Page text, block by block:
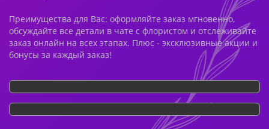
Преимущества для Вас: оформляйте заказ мгновенно,
обсуждайте все детали в чате с флористом и отслеживайте
заказ онлайн на всех этапах. Плюс - эксклюзивные акции и
бонусы за каждый заказ!